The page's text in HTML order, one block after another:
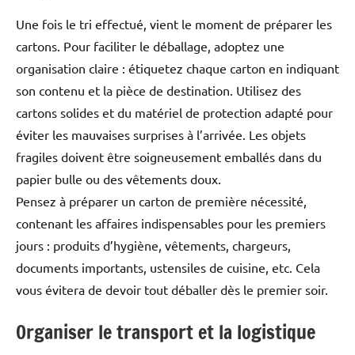
Une fois le tri effectué, vient le moment de préparer les
cartons. Pour faciliter le déballage, adoptez une
organisation claire : étiquetez chaque carton en indiquant
son contenu et la pièce de destination. Utilisez des
cartons solides et du matériel de protection adapté pour
éviter les mauvaises surprises à l’arrivée. Les objets
fragiles doivent être soigneusement emballés dans du
papier bulle ou des vêtements doux.
Pensez à préparer un carton de première nécessité,
contenant les affaires indispensables pour les premiers
jours : produits d’hygiène, vêtements, chargeurs,
documents importants, ustensiles de cuisine, etc. Cela
vous évitera de devoir tout déballer dès le premier soir.
Organiser le transport et la logistique